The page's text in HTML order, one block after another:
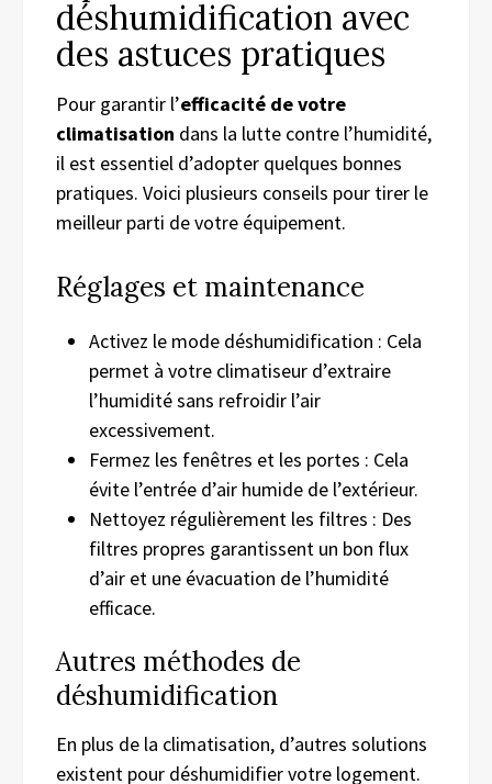
déshumidification avec
des astuces pratiques
Pour garantir l’efficacité de votre
climatisation dans la lutte contre l’humidité,
il est essentiel d’adopter quelques bonnes
pratiques. Voici plusieurs conseils pour tirer le
meilleur parti de votre équipement.
Réglages et maintenance
Activez le mode déshumidification : Cela
permet à votre climatiseur d’extraire
l’humidité sans refroidir l’air
excessivement.
Fermez les fenêtres et les portes : Cela
évite l’entrée d’air humide de l’extérieur.
Nettoyez régulièrement les filtres : Des
filtres propres garantissent un bon flux
d’air et une évacuation de l’humidité
efficace.
Autres méthodes de
déshumidification
En plus de la climatisation, d’autres solutions
existent pour déshumidifier votre logement.